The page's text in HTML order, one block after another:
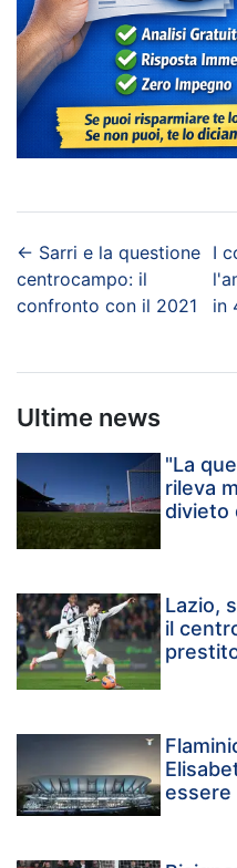
← Sarri e la questione
centrocampo: il
confronto con il 2021
I
in
Ultime news
"La
rileva
divieto
Lazio,
il
essere